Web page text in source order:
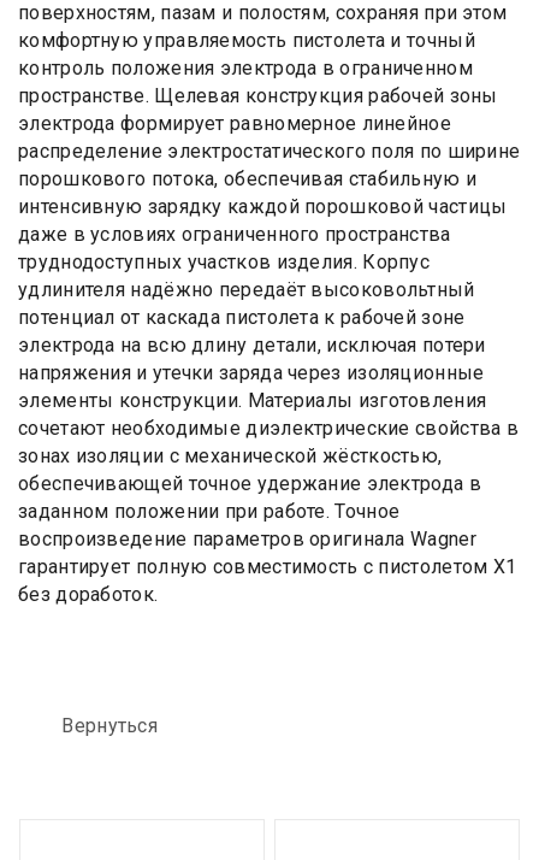
поверхностям, пазам и полостям, сохраняя при этом
комфортную управляемость пистолета и точный
контроль положения электрода в ограниченном
пространстве. Щелевая конструкция рабочей зоны
электрода формирует равномерное линейное
распределение электростатического поля по ширине
порошкового потока, обеспечивая стабильную и
интенсивную зарядку каждой порошковой частицы
даже в условиях ограниченного пространства
труднодоступных участков изделия. Корпус
удлинителя надёжно передаёт высоковольтный
потенциал от каскада пистолета к рабочей зоне
электрода на всю длину детали, исключая потери
напряжения и утечки заряда через изоляционные
элементы конструкции. Материалы изготовления
сочетают необходимые диэлектрические свойства в
зонах изоляции с механической жёсткостью,
обеспечивающей точное удержание электрода в
заданном положении при работе. Точное
воспроизведение параметров оригинала Wagner
гарантирует полную совместимость с пистолетом Х1
без доработок.
Вернуться